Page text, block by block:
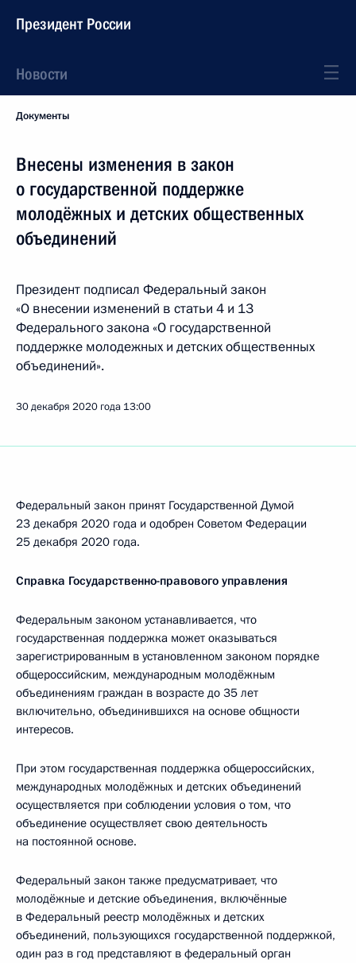
Президент России
Новости
Документы
Внесены изменения в закон
о государственной поддержке
молодёжных и детских общественных
объединений
Президент подписал Федеральный закон
«О внесении изменений в статьи 4 и 13
Федерального закона «О государственной
поддержке молодежных и детских общественных
объединений».
30 декабря 2020 года 13:00
Федеральный закон принят Государственной Думой
23 декабря 2020 года и одобрен Советом Федерации
25 декабря 2020 года.
Справка Государственно-правового управления
Федеральным законом устанавливается, что
государственная поддержка может оказываться
зарегистрированным в установленном законом порядке
общероссийским, международным молодёжным
объединениям граждан в возрасте до 35 лет
включительно, объединившихся на основе общности
интересов.
При этом государственная поддержка общероссийских,
международных молодёжных и детских объединений
осуществляется при соблюдении условия о том, что
объединение осуществляет свою деятельность
на постоянной основе.
Федеральный закон также предусматривает, что
молодёжные и детские объединения, включённые
в Федеральный реестр молодёжных и детских
объединений, пользующихся государственной поддержкой,
один раз в год представляют в федеральный орган